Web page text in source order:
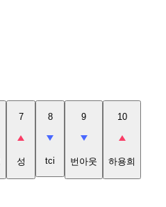
7
성
8
tci
9
번아웃
10
하용희